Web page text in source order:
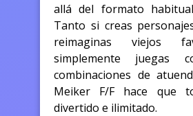
allá del formato
Tanto si creas
reimaginas viejos
simplemente juegas
combinaciones de
Meiker F/F hace que
divertido e ilimitado.